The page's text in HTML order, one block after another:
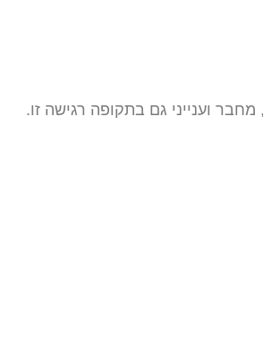
וענייני גם בתקופה רגישה זו.